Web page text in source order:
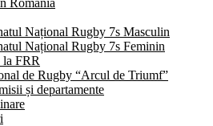
Romania
Național Rugby 7s Masculin
Național Rugby 7s Feminin
FRR
de Rugby “Arcul de Triumf”
și departamente